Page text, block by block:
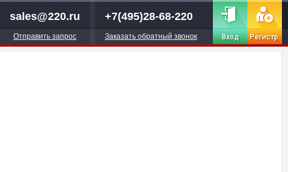
sales@220.ru
Отправить запрос
+7(495)28-68-220
Заказать обратный звонок Вход Регистр.